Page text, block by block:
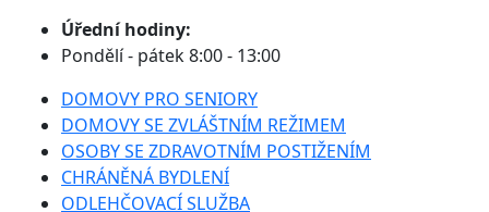
Úřední hodiny:
Pondělí - pátek 8:00 - 13:00
DOMOVY PRO SENIORY
DOMOVY SE ZVLÁŠTNÍM REŽIMEM
OSOBY SE ZDRAVOTNÍM POSTIŽENÍM
CHRÁNĚNÁ BYDLENÍ
ODLEHČOVACÍ SLUŽBA